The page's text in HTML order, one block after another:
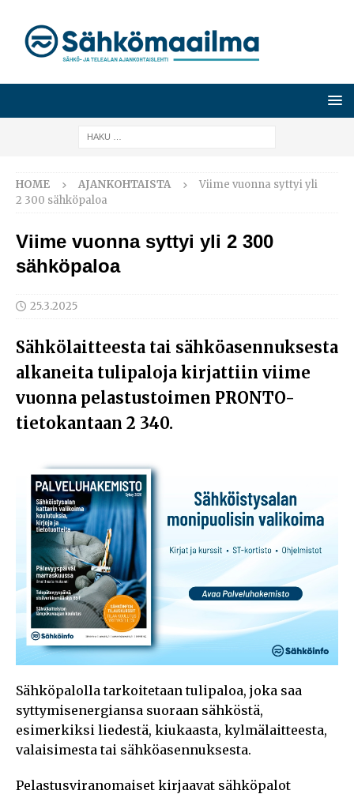
HOME AJANKOHTAISTA
Viime vuonna syttyi yli
2 300 sähköpaloa
Viime vuonna syttyi yli 2 300
sähköpaloa
25.3.2025
Sähkölaitteesta tai sähköasennuksesta
alkaneita tulipaloja kirjattiin viime
vuonna pelastustoimen PRONTO-
tietokantaan 2 340.
Sähköpalolla tarkoitetaan tulipaloa, joka saa
syttymisenergiansa suoraan sähköstä,
esimerkiksi liedestä, kiukaasta, kylmälaitteesta,
valaisimesta tai sähköasennuksesta.
Pelastusviranomaiset kirjaavat sähköpalot